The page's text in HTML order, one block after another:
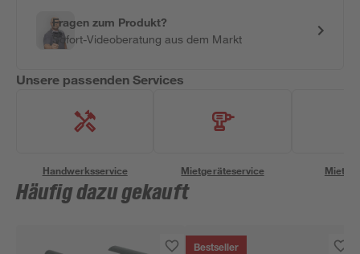
Fragen zum Produkt?
Sofort-Videoberatung aus dem Markt
Unsere passenden Services
Handwerksservice Mietgeräteservice
Häufig dazu gekauft
Bestseller